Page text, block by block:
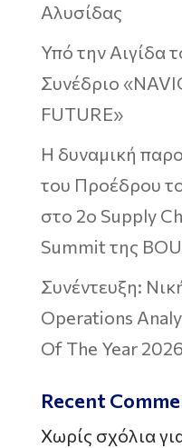
Αλυσίδας
Υπό την Αιγίδα
Συνέδριο
FUTURE»
Η δυναμική
του Προέδρου
στο 2ο Supply
Summit της
Συνέντευξη:
Operations
Of The Year 2026
Recent
Χωρίς σχόλια